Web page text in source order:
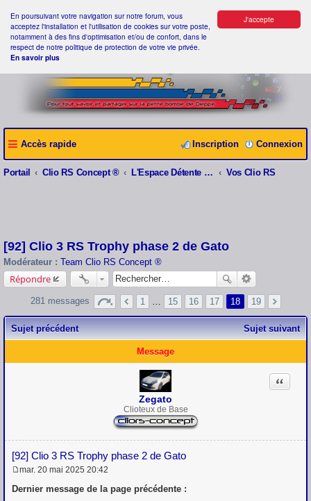
J'accepte
En poursuivant votre navigation sur notre forum, vous
acceptez l'installation et l'utilisation de cookies sur votre poste,
notamment à des fins d'optimisation et/ou de confort, dans le
respect de notre politique de protection de votre vie privée.
En savoir plus
Accès rapide Connexion
Inscription
Portail Clio RS Concept ® L'Espace Détente Clio RS Concept ® Vos Clio RS
[92] Clio 3 RS Trophy phase 2 de Gato
Modérateur : Team Clio RS Concept ®
Répondre
281 messages 1 15 16 17 18 19
Sujet précédent Sujet suivant
Message
Zegato
Clioteux de Base
[92] Clio 3 RS Trophy phase 2 de Gato
Citation
e
mar. 20 mai 2025 20:42
Dernier message de la page précédente :